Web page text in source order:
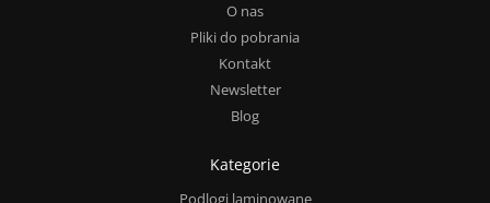
O nas
Pliki do pobrania
Kontakt
Newsletter
Blog
Kategorie